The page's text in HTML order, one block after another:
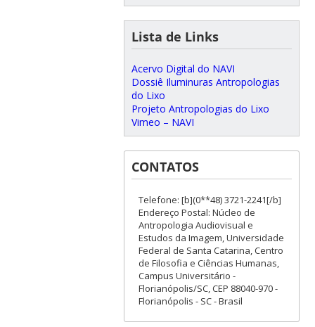
Lista de Links
Acervo Digital do NAVI
Dossiê Iluminuras Antropologias
do Lixo
Projeto Antropologias do Lixo
Vimeo – NAVI
CONTATOS
Telefone: [b](0**48) 3721-2241[/b]
Endereço Postal: Núcleo de
Antropologia Audiovisual e
Estudos da Imagem, Universidade
Federal de Santa Catarina, Centro
de Filosofia e Ciências Humanas,
Campus Universitário -
Florianópolis/SC, CEP 88040-970 -
Florianópolis - SC - Brasil